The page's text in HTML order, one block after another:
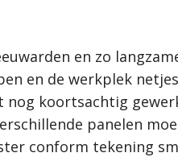
en zo
en de werkplek
nog koortsachtig
panelen
conform tekening